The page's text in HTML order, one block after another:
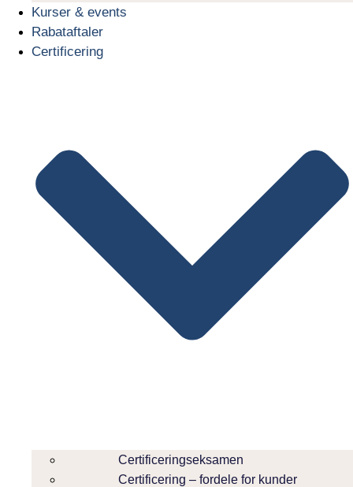
Kurser & events
Rabataftaler
Certificering
Certificeringseksamen
Certificering – fordele for kunder